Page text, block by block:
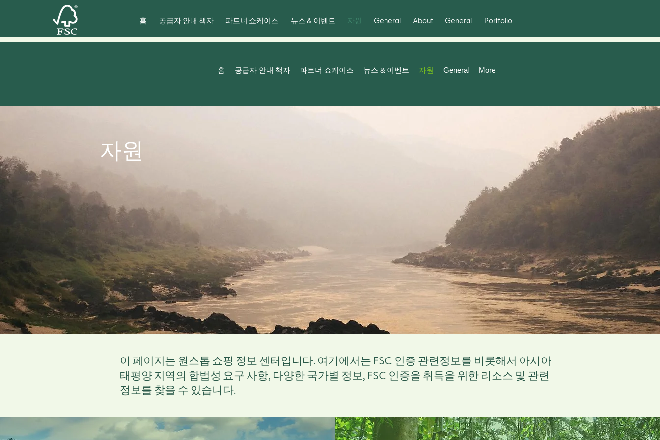
홈 공급자 안내 책자 파트너 쇼케이스 뉴스 & 이벤트 자원 General About General Portfolio
홈 공급자 안내 책자 파트너 쇼케이스 뉴스 & 이벤트 자원 General More
자원
이 페이지는 원스톱 쇼핑 정보 센터입니다. 여기에서는 FSC 인증 관련정보를 비롯해서 아시아
태평양 지역의 합법성 요구 사항, 다양한 국가별 정보, FSC 인증을 취득을 위한 리소스 및 관련
정보를 찾을 수 있습니다.